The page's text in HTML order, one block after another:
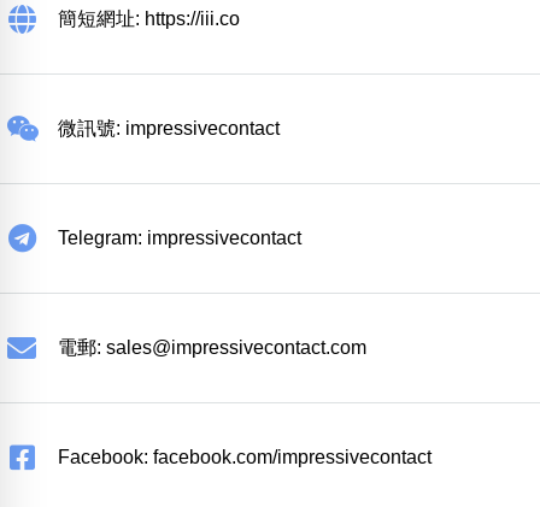
簡短網址: https://iii.co
微訊號: impressivecontact
Telegram: impressivecontact
電郵: sales@impressivecontact.com
Facebook: facebook.com/impressivecontact